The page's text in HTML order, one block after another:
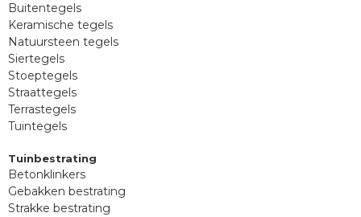
Buitentegels
Keramische tegels
Natuursteen tegels
Siertegels
Stoeptegels
Straattegels
Terrastegels
Tuintegels
Tuinbestrating
Betonklinkers
Gebakken bestrating
Strakke bestrating